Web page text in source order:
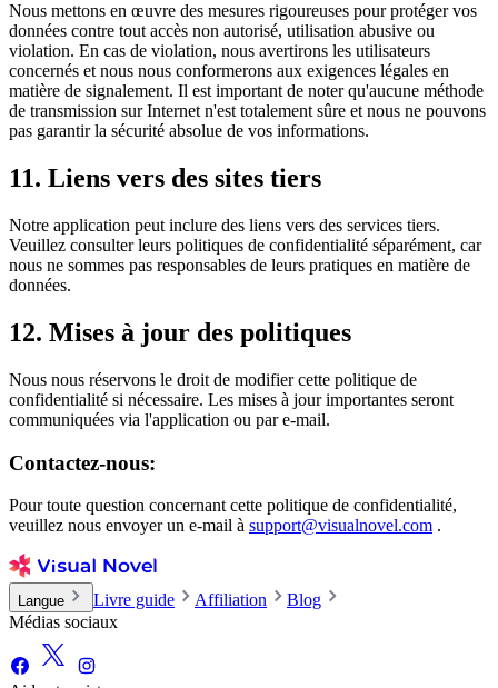
Nous mettons en œuvre des mesures rigoureuses pour protéger vos
données contre tout accès non autorisé, utilisation abusive ou
violation. En cas de violation, nous avertirons les utilisateurs
concernés et nous nous conformerons aux exigences légales en
matière de signalement. Il est important de noter qu'aucune méthode
de transmission sur Internet n'est totalement sûre et nous ne pouvons
pas garantir la sécurité absolue de vos informations.
11. Liens vers des sites tiers
Notre application peut inclure des liens vers des services tiers.
Veuillez consulter leurs politiques de confidentialité séparément, car
nous ne sommes pas responsables de leurs pratiques en matière de
données.
12. Mises à jour des politiques
Nous nous réservons le droit de modifier cette politique de
confidentialité si nécessaire. Les mises à jour importantes seront
communiquées via l'application ou par e-mail.
Contactez-nous:
Pour toute question concernant cette politique de confidentialité,
veuillez nous envoyer un e-mail à support@visualnovel.com .
Langue Livre guide Affiliation
Blog
Médias sociaux